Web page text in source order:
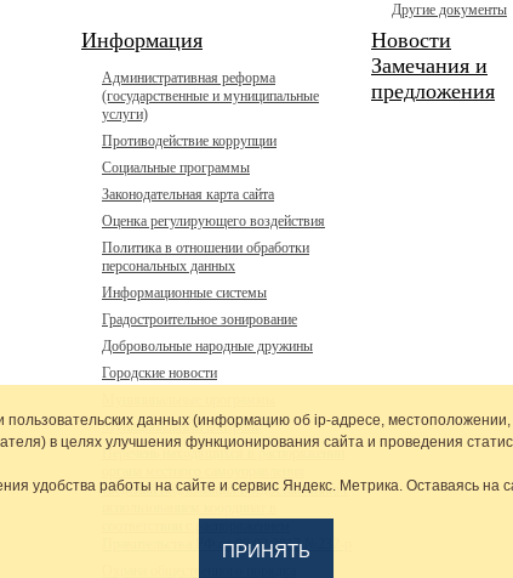
Другие документы
Информация
Административная реформа
(государственные и муниципальные
услуги)
Противодействие коррупции
Социальные программы
Законодательная карта сайта
Оценка регулирующего воздействия
Политика в отношении обработки
персональных данных
Информационные системы
Градостроительное зонирование
Добровольные народные дружины
Городские новости
Муниципальный контроль
Перечень находящихся в распоряжении
сведений подлежащих предоставлению с
Правительства РФ от 09.02.2017 №232-р
Новости
Замечания и
предложения
пользовательских данных (информацию об ip-адресе ,
в целях улучшения функционирования сайта и проведения
удобства работы на сайте и сервис Яндекс. Метрика. Оставаясь на
ПРИНЯТЬ